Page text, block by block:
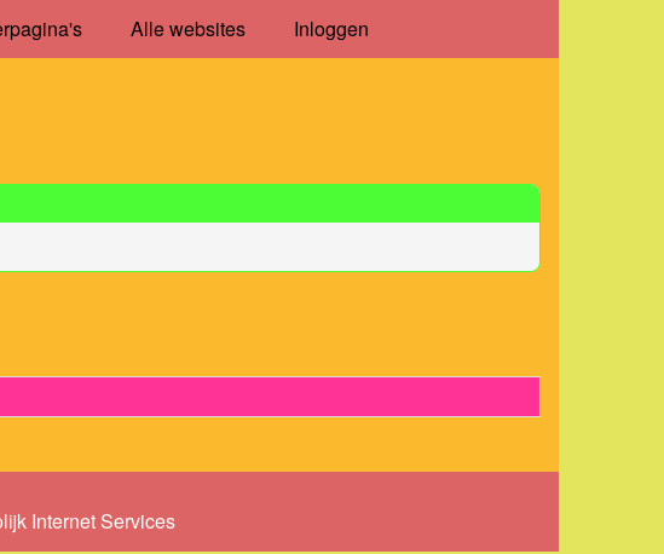
Alle websites Inloggen
Internet Services